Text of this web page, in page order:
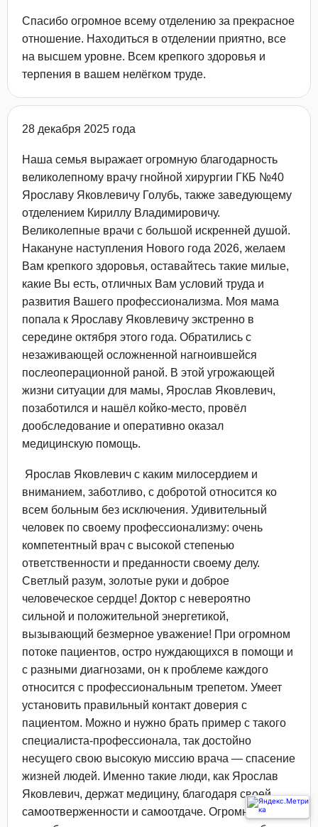
Спасибо огромное всему отделению за прекрасное
отношение. Находиться в отделении приятно, все
на высшем уровне. Всем крепкого здоровья и
терпения в вашем нелёгком труде.
28 декабря 2025 года
Наша семья выражает огромную благодарность
великолепному врачу гнойной хирургии​ ГКБ №40
Ярославу Яковлевичу Голубь, также заведующему
отделением Кириллу Владимировичу.
Великолепные врачи с большой искренней душой.
Накануне наступления Нового года 2026, желаем
Вам крепкого здоровья, оставайтесь такие милые,
какие Вы есть, отличных Вам условий труда и
развития Вашего профессионализма. Моя мама
попала к Ярославу Яковлевичу экстренно в
середине октября этого года. Обратились с
незаживающей осложненной нагноившейся
послеоперационной раной. В этой угрожающей
жизни ситуации для мамы, Ярослав Яковлевич,
позаботился и нашёл койко-место, провёл
дообследование и оперативно оказал
медицинскую помощь.
Ярослав Яковлевич с каким милосердием и
вниманием, заботливо, с добротой относится ко
всем больным без исключения. Удивительный
человек по своему профессионализму: очень
компетентный врач с высокой степенью
ответственности и преданности своему делу.
Светлый разум, золотые руки и доброе
человеческое сердце! Доктор с невероятно
сильной и положительной энергетикой,
вызывающий безмерное уважение! При огромном
потоке пациентов, остро нуждающихся в помощи и
с разными диагнозами, он к проблеме каждого
относится с профессиональным трепетом. Умеет
установить правильный контакт доверия с
пациентом. Можно и нужно брать пример с такого
специалиста-профессионала, так достойно
несущего свою высокую миссию врача — спасение
жизней людей. Именно такие люди, как Ярослав
Яковлевич, держат медицину, благодаря своей
самоотверженности и самоотдаче. Огромное